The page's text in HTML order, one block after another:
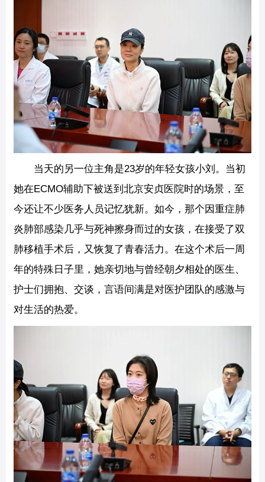
当天的另一位主角是23岁的年轻女孩小刘。当初
她在ECMO辅助下被送到北京安贞医院时的场景，至
今还让不少医务人员记忆犹新。如今，那个因重症肺
炎肺部感染几乎与死神擦身而过的女孩，在接受了双
肺移植手术后，又恢复了青春活力。在这个术后一周
年的特殊日子里，她亲切地与曾经朝夕相处的医生、
护士们拥抱、交谈，言语间满是对医护团队的感激与
对生活的热爱。